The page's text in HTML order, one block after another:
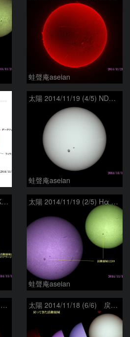
蛙聲庵aseian
太陽 2014/11/19 (4/5) ND 戻ってきた活動領域
蛙聲庵aseian
太陽 2014/11/19 (3/5) CaK 戻ってきた活動領域 太陽 2014/11/19 (2/5) Hα BとG 戻ってきた活動領域
蛙聲庵aseian
太陽 2014/11/19 (1/5) Hα R-B 戻ってきた活動領域 太陽 2014/11/18 (6/6) 戻ってきた活動領域